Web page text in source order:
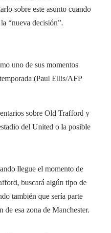
sobre este asunto cuando
“nueva decisión”.
uno de sus momentos
(Paul Ellis/AFP
sobre Old Trafford y
del United o la posible
llegue el momento de
buscará algún tipo de
también que sería parte
de esa zona de Manchester.